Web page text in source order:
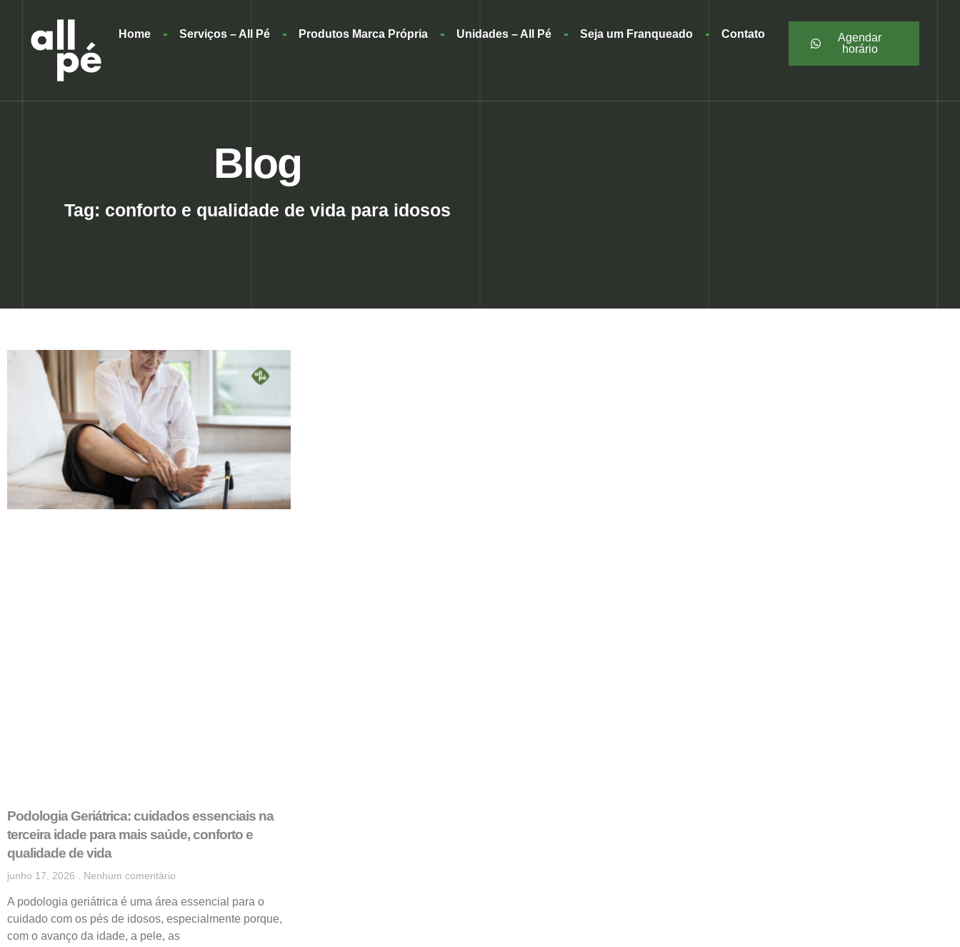
Home Serviços – All Pé Produtos Marca Própria Unidades – All Pé Seja um Franqueado Contato
Agendar
horário
Blog
Tag: conforto e qualidade de vida para idosos
Podologia Geriátrica: cuidados essenciais na
terceira idade para mais saúde, conforto e
qualidade de vida
junho 17, 2026 Nenhum comentário
A podologia geriátrica é uma área essencial para o
cuidado com os pés de idosos, especialmente porque,
com o avanço da idade, a pele, as